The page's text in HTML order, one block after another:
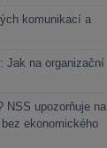
komunikací a
Jak na organizační
NSS upozorňuje na
ekonomického